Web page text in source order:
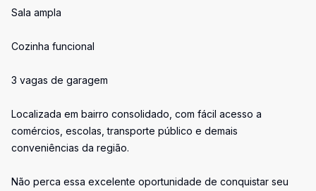
Sala ampla
Cozinha funcional
3 vagas de garagem
Localizada em bairro consolidado, com fácil acesso a
comércios, escolas, transporte público e demais
conveniências da região.
Não perca essa excelente oportunidade de conquistar seu